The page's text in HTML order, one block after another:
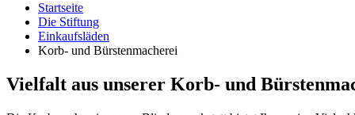
Startseite
Die Stiftung
Einkaufsläden
Korb- und Bürstenmacherei
Vielfalt aus unserer Korb- und